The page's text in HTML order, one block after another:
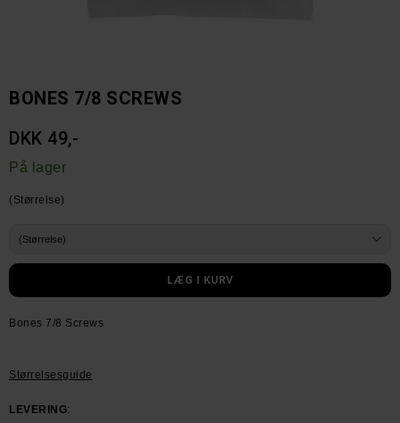
BONES 7/8 SCREWS
DKK 49,-
På lager
(Størrelse)
Bones 7/8 Screws
Størrelsesguide
LEVERING: